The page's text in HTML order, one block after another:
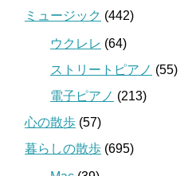
ミュージック (442)
ウクレレ (64)
ストリートピアノ (55)
電子ピアノ (213)
心の散歩 (57)
暮らしの散歩 (695)